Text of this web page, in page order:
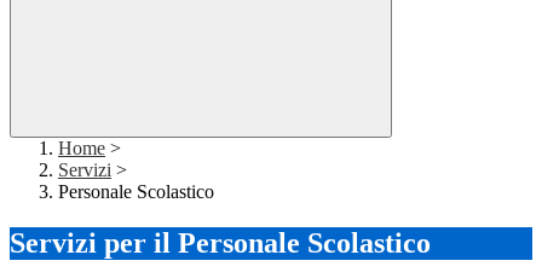
Home >
Servizi >
Personale Scolastico
Servizi per il Personale Scolastico